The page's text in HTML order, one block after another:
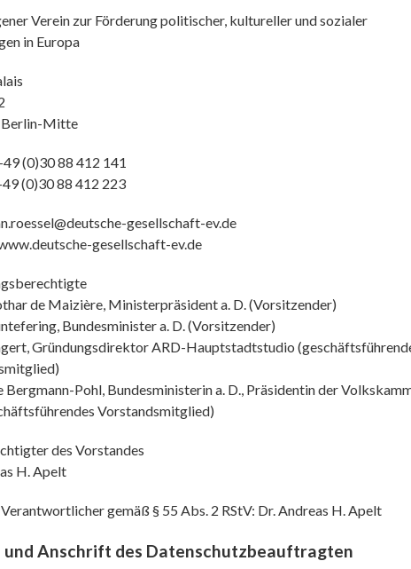
Verein zur Förderung politischer, kultureller und sozialer
in Europa
Mitte
(0)30 88 412 141
(0)30 88 412 223
gesellschaft-ev.de
gesellschaft-ev.de
de Maizière, Ministerpräsident a. D. (Vorsitzender)
Bundesminister a. D. (Vorsitzender)
Gründungsdirektor ARD-Hauptstadtstudio
Bergmann-Pohl, Bundesministerin a. D., Präsidentin der
Vorstandsmitglied)
des Vorstandes
H. Apelt
gemäß § 55 Abs. 2 RStV: Dr. Andreas H. Apelt
und Anschrift des Datenschutzbeauftragten